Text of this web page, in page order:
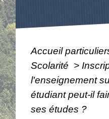
Accueil
Scolarité >
l'enseignement
étudiant peut-il
ses études ?